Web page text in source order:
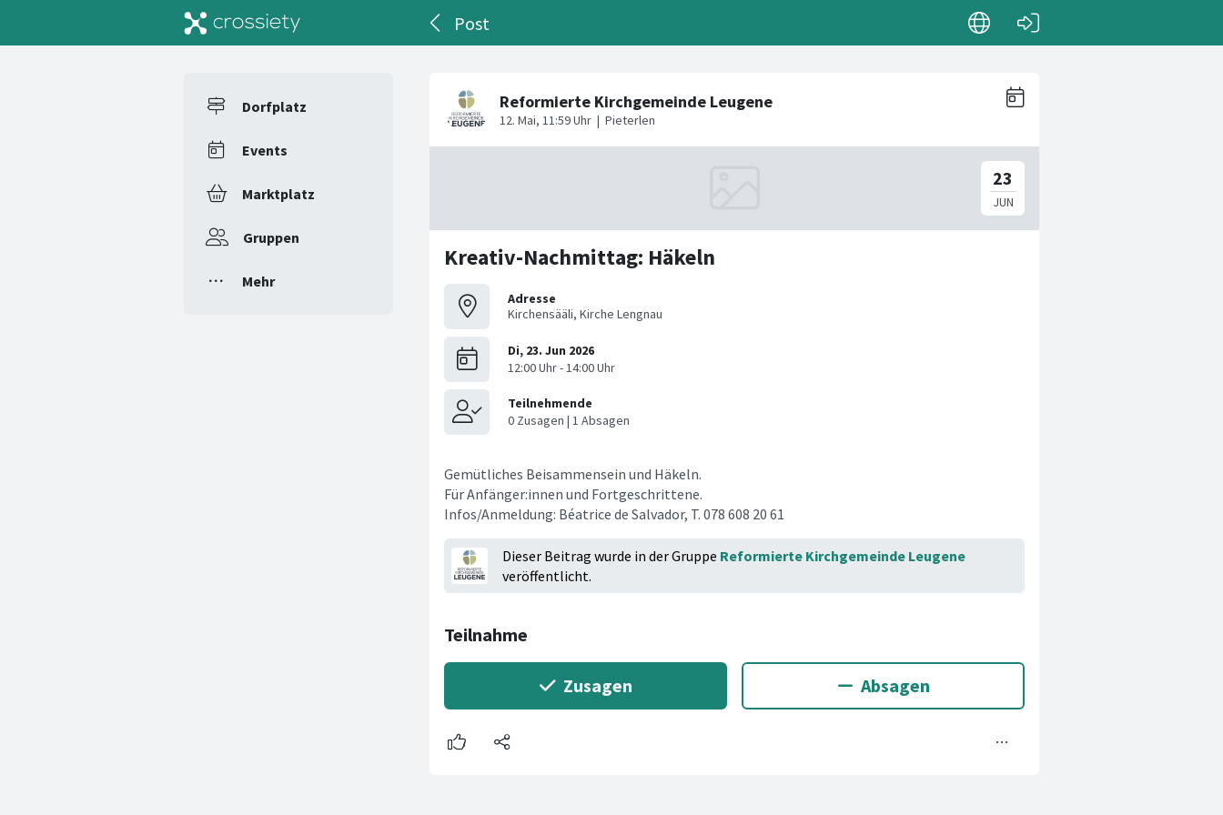
Post
Dorfplatz
Events
Marktplatz
Gruppen
Mehr
Kreativ-Nachmittag: Häkeln
Adresse
Kirchensääli, Kirche Lengnau
Gemütliches Beisammensein und Häkeln.
Für Anfänger:innen und Fortgeschrittene.
Infos/Anmeldung: Béatrice de Salvador, T. 078 608 20 61
Dieser Beitrag wurde in der Gruppe Reformierte Kirchgemeinde Leugene
veröffentlicht.